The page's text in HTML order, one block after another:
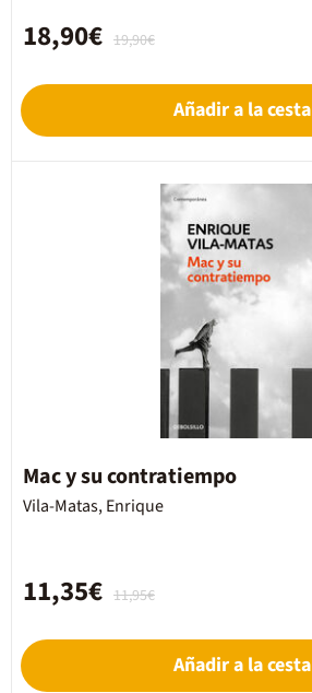
19,90€
18,90€
Añadir a la cesta
Mac y su contratiempo
Vila-Matas, Enrique
11,95€
11,35€
Añadir a la cesta